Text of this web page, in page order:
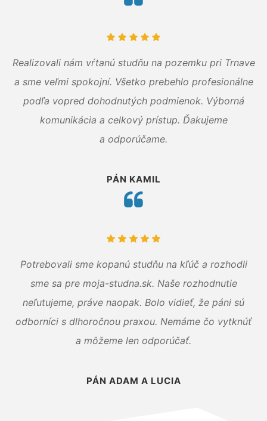
Realizovali nám vŕtanú studňu na pozemku pri Trnave
a sme veľmi spokojní. Všetko prebehlo profesionálne
podľa vopred dohodnutých podmienok. Výborná
komunikácia a celkový prístup. Ďakujeme
a odporúčame.
PÁN KAMIL
Potrebovali sme kopanú studňu na kľúč a rozhodli
sme sa pre moja-studna.sk. Naše rozhodnutie
neľutujeme, práve naopak. Bolo vidieť, že páni sú
odborníci s dlhoročnou praxou. Nemáme čo vytknúť
a môžeme len odporúčať.
PÁN ADAM A LUCIA